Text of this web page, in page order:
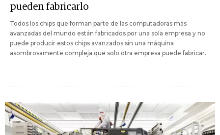
pueden fabricarlo
Todos los chips que forman parte de las computadoras más
avanzadas del mundo están fabricados por una sola empresa y no
puede producir estos chips avanzados sin una máquina
asombrosamente compleja que solo otra empresa puede fabricar.